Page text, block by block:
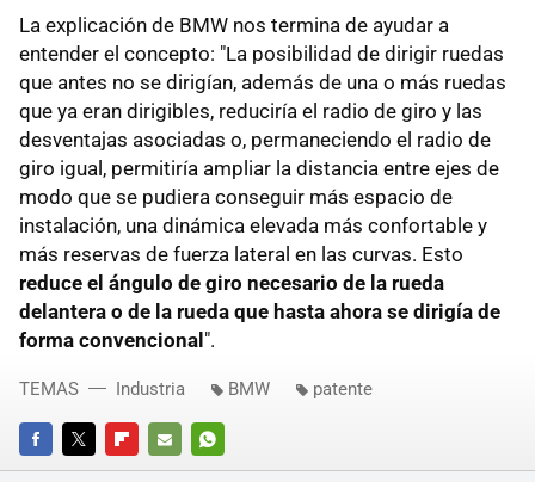
La explicación de BMW nos termina de ayudar a
entender el concepto: "La posibilidad de dirigir ruedas
que antes no se dirigían, además de una o más ruedas
que ya eran dirigibles, reduciría el radio de giro y las
desventajas asociadas o, permaneciendo el radio de
giro igual, permitiría ampliar la distancia entre ejes de
modo que se pudiera conseguir más espacio de
instalación, una dinámica elevada más confortable y
más reservas de fuerza lateral en las curvas. Esto
reduce el ángulo de giro necesario de la rueda
delantera o de la rueda que hasta ahora se dirigía de
forma convencional".
FACEBOOKTWITTERFLIPBOARD
E-
WHATSAPP
TEMAS Industria BMW patente